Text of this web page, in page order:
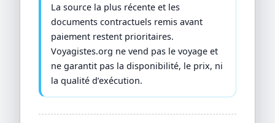
La source la plus récente et les
documents contractuels remis avant
paiement restent prioritaires.
Voyagistes.org ne vend pas le voyage et
ne garantit pas la disponibilité, le prix, ni
la qualité d’exécution.